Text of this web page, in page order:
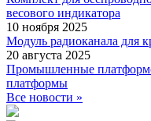
весового индикатора
10 ноября 2025
Модуль радиоканала для
20 августа 2025
Промышленные
платформы
Все новости »